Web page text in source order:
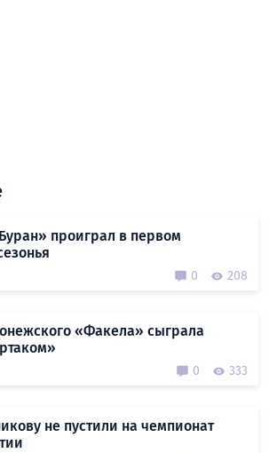
проиграл в первом
0 208
«Факела» сыграла
0 333
не пустили на чемпионат